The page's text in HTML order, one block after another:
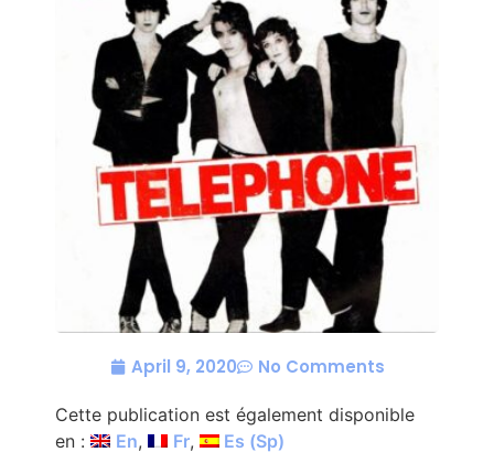
April 9, 2020 No Comments
Cette publication est également disponible
en :
En Fr Es (Sp)